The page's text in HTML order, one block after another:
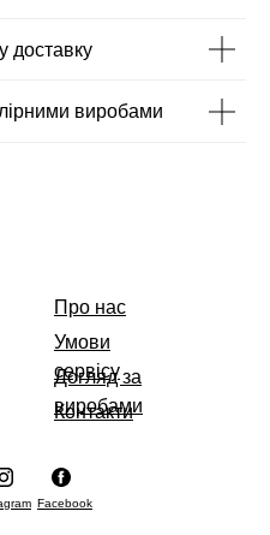
доставку
виробами
Про нас
Умови
сервісу
Догляд за
виробами
Facebook
Контакти